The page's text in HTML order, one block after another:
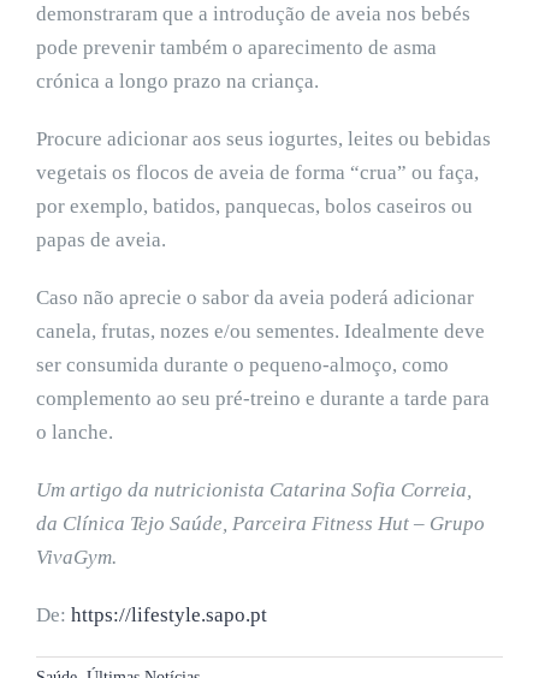
demonstraram que a introdução de aveia nos bebés
pode prevenir também o aparecimento de asma
crónica a longo prazo na criança.
Procure adicionar aos seus iogurtes, leites ou bebidas
vegetais os flocos de aveia de forma “crua” ou faça,
por exemplo, batidos, panquecas, bolos caseiros ou
papas de aveia.
Caso não aprecie o sabor da aveia poderá adicionar
canela, frutas, nozes e/ou sementes. Idealmente deve
ser consumida durante o pequeno-almoço, como
complemento ao seu pré-treino e durante a tarde para
o lanche.
Um artigo da nutricionista Catarina Sofia Correia,
da Clínica Tejo Saúde, Parceira Fitness Hut – Grupo
VivaGym.
De: https://lifestyle.sapo.pt